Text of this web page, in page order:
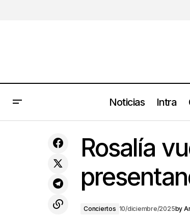
Noticias Intra
Rosalía
Conciertos 10/diciembre/2025by